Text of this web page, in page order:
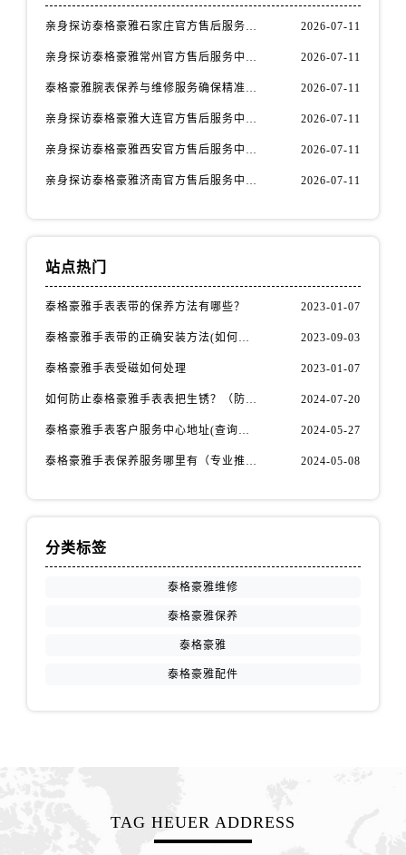
辽宁省盘锦市兴隆台区石油大街泰格豪雅售后服务中心（需提前预约）
辽宁省沈阳市沈河区中街路137号亨得利名表维修授权店1楼泰格豪雅售后服务中心（需提前预约）
辽宁省沈阳市沈河区中街路83号亨得利名表维修授权店1楼泰格豪雅售后服务中心（需提前预约）
北京市朝阳区建国门外大街甲6号华熙国际中心D座11层1102室泰格豪雅售后服务中心（需提前预约）
内蒙古自治区赤峰市红山区哈达街泰格豪雅售后服务中心（需提前预约）
亲身探访泰格豪雅石家庄官方售后服务中心｜全新官方服务电话与地址（2026年7月最新） 2026-07-11
亲身探访泰格豪雅常州官方售后服务中心｜热线电话与网点地址（2026年7月最新） 2026-07-11
泰格豪雅腕表保养与维修服务确保精准运行权威公示（2026年7月最新） 2026-07-11
亲身探访泰格豪雅大连官方售后服务中心｜全新地址及服务热线（2026年7月最新） 2026-07-11
亲身探访泰格豪雅西安官方售后服务中心｜全新地址和售后电话（2026年7月最新） 2026-07-11
亲身探访泰格豪雅济南官方售后服务中心｜网点地址及官方服务电话（2026年7月最新） 2026-07-11
站点热门
泰格豪雅手表表带的保养方法有哪些？ 2023-01-07
泰格豪雅手表带的正确安装方法(如何避免手表带掉落) 2023-09-03
泰格豪雅手表受磁如何处理 2023-01-07
如何防止泰格豪雅手表表把生锈？（防锈秘籍大公开） 2024-07-20
泰格豪雅手表客户服务中心地址(查询指南) 2024-05-27
泰格豪雅手表保养服务哪里有（专业推荐） 2024-05-08
分类标签
泰格豪雅维修
泰格豪雅保养
泰格豪雅
泰格豪雅配件
TAG HEUER ADDRESS